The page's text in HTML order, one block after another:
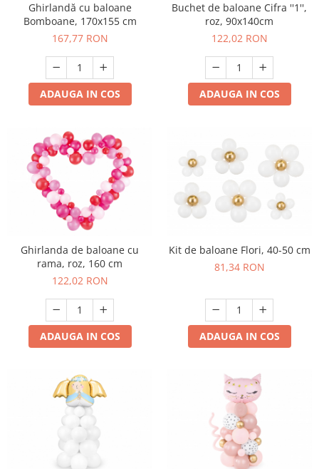
Ghirlandă cu baloane
Bomboane, 170x155 cm
167,77 RON
ADAUGA IN COS
Buchet de baloane Cifra ''1'',
roz, 90x140cm
122,02 RON
ADAUGA IN COS
Ghirlanda de baloane cu
rama, roz, 160 cm
122,02 RON
ADAUGA IN COS
Kit de baloane Flori, 40-50 cm
81,34 RON
ADAUGA IN COS